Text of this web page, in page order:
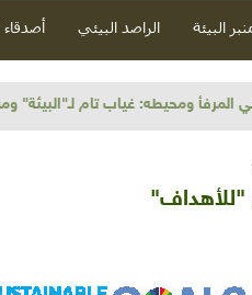
البيئة الراصد البيئي أصدقاء
المرفأ ومحيطه: غياب تام لـ"البيئة"
"للأهداف"